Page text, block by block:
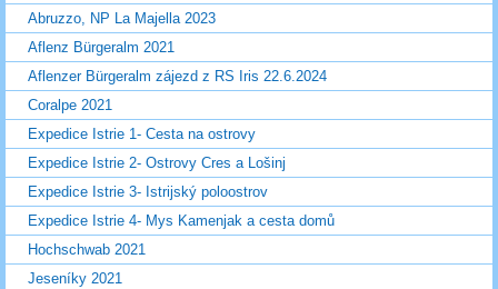
Abruzzo, NP La Majella 2023
Aflenz Bürgeralm 2021
Aflenzer Bürgeralm zájezd z RS Iris 22.6.2024
Coralpe 2021
Expedice Istrie 1- Cesta na ostrovy
Expedice Istrie 2- Ostrovy Cres a Lošinj
Expedice Istrie 3- Istrijský poloostrov
Expedice Istrie 4- Mys Kamenjak a cesta domů
Hochschwab 2021
Jeseníky 2021